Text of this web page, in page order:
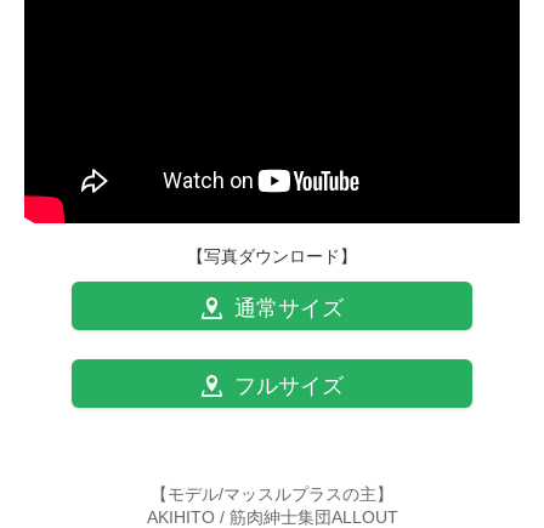
【写真ダウンロード】
通常サイズ
フルサイズ
【モデル/マッスルプラスの主】
AKIHITO / 筋肉紳士集団ALLOUT